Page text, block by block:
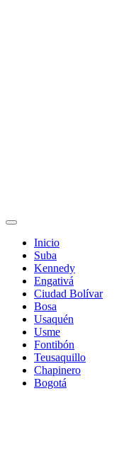
Inicio
Suba
Kennedy
Engativá
Ciudad Bolívar
Bosa
Usaquén
Usme
Fontibón
Teusaquillo
Chapinero
Bogotá